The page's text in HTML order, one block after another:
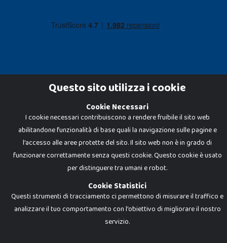
Dadi e Mattoncini è un brand di Giocabene Srl. Ogni riproduzione o utilizzo non
espressamente autorizzato è severamente vietato. Tutti i loghi, marchi,
brand elencati nel presente shop sono di proprietà dei rispettivi titolari.
I prezzi e le promozioni pubblicate potrebbero differire da quanto esposto in
negozio.
Giocabene Srl - via della Posta 8, 20123 Milano (MI)
P.IVA 02608090425 - REA AN201199 - C.S. 10.000 i.v.
Questo sito utilizza i cookie
Cookie Necessari
I cookie necessari contribuiscono a rendere fruibile il sito web
abilitandone funzionalità di base quali la navigazione sulle pagine e
l'accesso alle aree protette del sito. Il sito web non è in grado di
funzionare correttamente senza questi cookie. Questo cookie è usato
per distinguere tra umani e robot.
Cookie Statistici
Questi strumenti di tracciamento ci permettono di misurare il traffico e
analizzare il tuo comportamento con l'obiettivo di migliorare il nostro
servizio.